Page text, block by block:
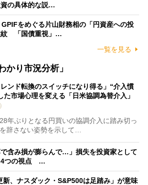
の具体的な説…
GPIFをめぐる片山財務相の「円資産への投
紋 「国債重視」…
一覧を見る
かり市況分析」
レンド転換のスイッチになり得る」“介入慣
た市場心理を変える「日米協調為替介入」
年ぶりとなる円買いの協調介入に踏み切っ
辞さない姿勢を示して…
で含み損が膨らんで…」損失を投資家として
4つの視点 …
新、ナスダック・S&P500は足踏み」が意味